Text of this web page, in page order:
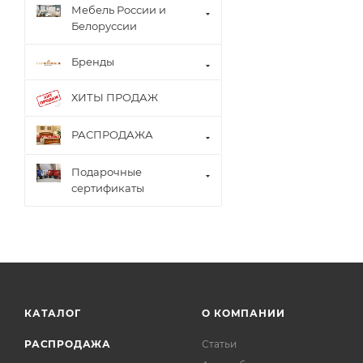
Мебель России и
Белоруссии
Бренды
ХИТЫ ПРОДАЖ
РАСПРОДАЖА
Подарочные
сертификаты
КАТАЛОГ
РАСПРОДАЖА
О КОМПАНИИ
Статьи